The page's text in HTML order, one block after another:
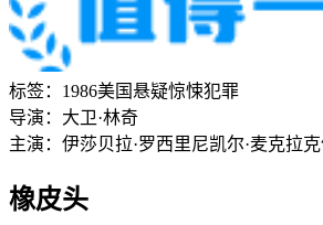
标签： 1986美国 悬疑惊悚犯罪
导演： 大卫·林奇
主演： 伊莎贝拉·罗西里尼凯尔·麦克拉
橡皮头